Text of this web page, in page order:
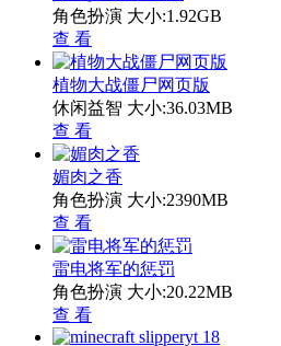
角色扮演 大小:1.92GB
查 看
植物大战僵尸网页版
休闲益智 大小:36.03MB
查 看
媚肉之香
角色扮演 大小:2390MB
查 看
雷电将军的惩罚
角色扮演 大小:20.22MB
查 看